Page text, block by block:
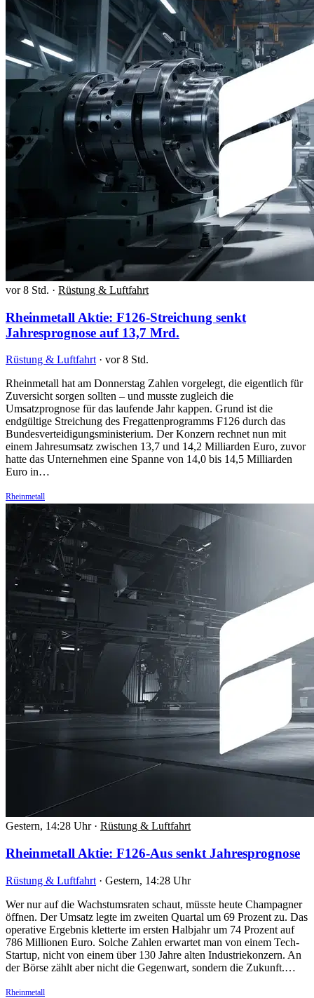
vor 8 Std. · Rüstung & Luftfahrt
Rheinmetall Aktie: F126-Streichung senkt
Jahresprognose auf 13,7 Mrd.
Rüstung & Luftfahrt · vor 8 Std.
Rheinmetall hat am Donnerstag Zahlen vorgelegt, die eigentlich für
Zuversicht sorgen sollten – und musste zugleich die
Umsatzprognose für das laufende Jahr kappen. Grund ist die
endgültige Streichung des Fregattenprogramms F126 durch das
Bundesverteidigungsministerium. Der Konzern rechnet nun mit
einem Jahresumsatz zwischen 13,7 und 14,2 Milliarden Euro, zuvor
hatte das Unternehmen eine Spanne von 14,0 bis 14,5 Milliarden
Euro in…
Rheinmetall
Gestern, 14:28 Uhr · Rüstung & Luftfahrt
Rheinmetall Aktie: F126-Aus senkt Jahresprognose
Rüstung & Luftfahrt · Gestern, 14:28 Uhr
Wer nur auf die Wachstumsraten schaut, müsste heute Champagner
öffnen. Der Umsatz legte im zweiten Quartal um 69 Prozent zu. Das
operative Ergebnis kletterte im ersten Halbjahr um 74 Prozent auf
786 Millionen Euro. Solche Zahlen erwartet man von einem Tech-
Startup, nicht von einem über 130 Jahre alten Industriekonzern. An
der Börse zählt aber nicht die Gegenwart, sondern die Zukunft.…
Rheinmetall